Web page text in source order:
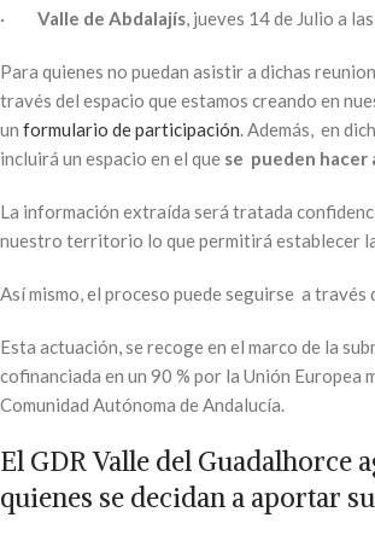
· Valle de Abdalajís, jueves 14 de Julio a
Para quienes no puedan asistir a dichas
través del espacio que estamos creando en
un formulario de participación. Además, en
incluirá un espacio en el que se pueden hacer
La información extraída será tratada
nuestro territorio lo que permitirá establecer
Así mismo, el proceso puede seguirse a través
Esta actuación, se recoge en el marco de la
cofinanciada en un 90 % por la Unión
Comunidad Autónoma de Andalucía.
El GDR Valle del
quienes se decidan a aportar